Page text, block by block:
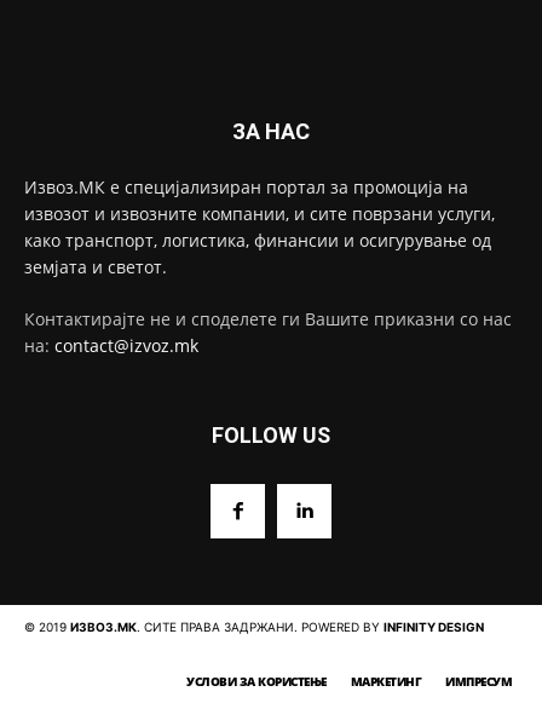
ЗА НАС
Извоз.МК е специјализиран портал за промоција на
извозот и извозните компании, и сите поврзани услуги,
како транспорт, логистика, финансии и осигурување од
земјата и светот.
Контактирајте не и споделете ги Вашите приказни со нас
на: contact@izvoz.mk
FOLLOW US
© 2019 ИЗВОЗ.МК. СИТЕ ПРАВА ЗАДРЖАНИ. POWERED BY INFINITY DESIGN
УСЛОВИ ЗА КОРИСТЕЊЕ МАРКЕТИНГ ИМПРЕСУМ